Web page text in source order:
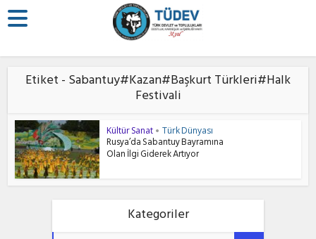
Etiket - Sabantuy#Kazan#Başkurt Türkleri#Halk
Festivali
Kültür Sanat • Türk Dünyası
Rusya’da Sabantuy Bayramına
Olan İlgi Giderek Artıyor
Kategoriler